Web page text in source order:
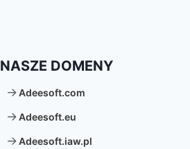
NASZE DOMENY
Adeesoft.com
Adeesoft.eu
Adeesoft.iaw.pl